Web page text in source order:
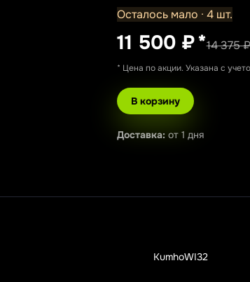
Осталось мало · 4 шт.
11 500 ₽*14 375 ₽
* Цена по акции. Указана с
В корзину
Доставка: от 1 дня
KumhoWI32